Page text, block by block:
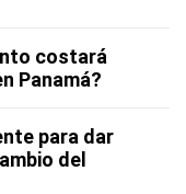
costará
Panamá?
para dar
del